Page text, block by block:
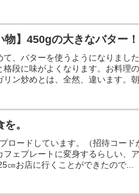
物】450gの大きなバター！
、バターを使うようになりまし
段に味がよくなります。お料理
ン炒めとは、全然、違います。
。
ロードしています。（招待コード
ェプレートに変身するらしい、
お店に行くことができたので...